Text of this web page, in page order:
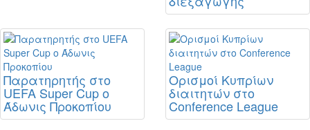
Παρατηρητής στο
UEFA Super Cup ο
Άδωνις Προκοπίου
Ορισμοί Κυπρίων
διαιτητών στο
Conference League